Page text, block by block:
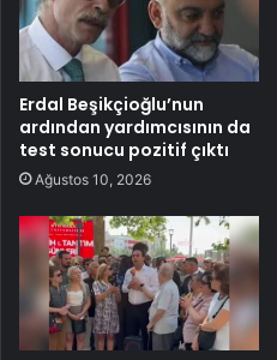
Erdal Beşikçioğlu’nun
ardından yardımcısının da
test sonucu pozitif çıktı
Ağustos 10, 2026